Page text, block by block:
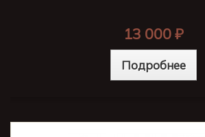
13 000 ₽
Подробнее